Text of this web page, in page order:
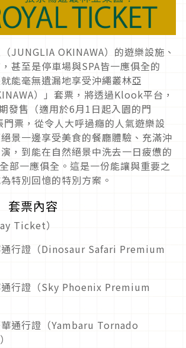
JUNGLIA OKINAWA）的遊樂設施、
甚至是停車場與SPA皆一應俱全的
就能毫無遺漏地享受沖繩叢林亞
）」套票，將透過Klook平台，
發售（適用於6月1日起入園的門
門票，從令人大呼過癮的人氣遊樂設
景一邊享受美食的餐廳體驗、充滿沖
，到能在自然絕景中洗去一日疲憊的
部一應俱全。這是一份能讓與重要之
特別回憶的特別方案。
套票內容
Ticket）
行證（Dinosaur Safari Premium
行證（Sky Phoenix Premium
通行證（Yambaru Tornado